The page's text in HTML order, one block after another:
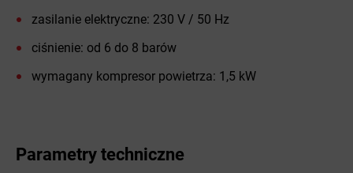
zasilanie elektryczne: 230 V / 50 Hz
ciśnienie: od 6 do 8 barów
wymagany kompresor powietrza: 1,5 kW
Parametry techniczne